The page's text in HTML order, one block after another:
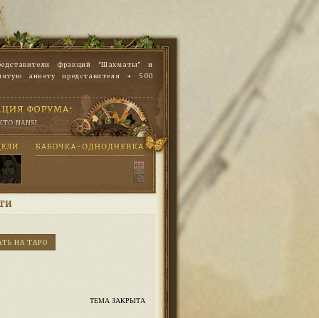
фракций "Шахматы" и
анкету представителя + 500
NANSI
НА ТАРО
ТЕМА ЗАКРЫТА